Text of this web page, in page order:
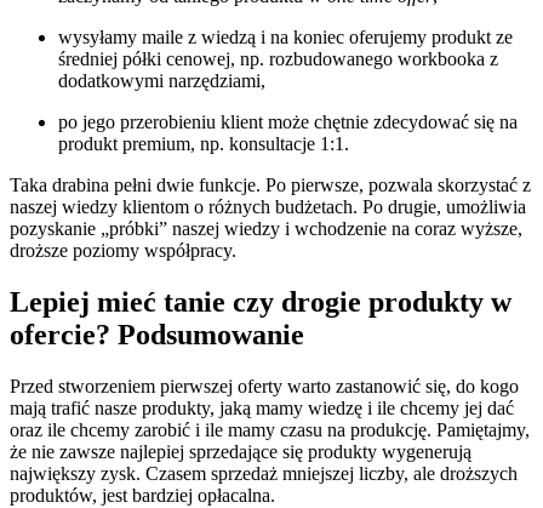
wysyłamy maile z wiedzą i na koniec oferujemy produkt ze
średniej półki cenowej, np. rozbudowanego workbooka z
dodatkowymi narzędziami,
po jego przerobieniu klient może chętnie zdecydować się na
produkt premium, np. konsultacje 1:1.
Taka drabina pełni dwie funkcje. Po pierwsze, pozwala skorzystać z
naszej wiedzy klientom o różnych budżetach. Po drugie, umożliwia
pozyskanie „próbki” naszej wiedzy i wchodzenie na coraz wyższe,
droższe poziomy współpracy.
Lepiej mieć tanie czy drogie produkty w
ofercie? Podsumowanie
Przed stworzeniem pierwszej oferty warto zastanowić się, do kogo
mają trafić nasze produkty, jaką mamy wiedzę i ile chcemy jej dać
oraz ile chcemy zarobić i ile mamy czasu na produkcję. Pamiętajmy,
że nie zawsze najlepiej sprzedające się produkty wygenerują
największy zysk. Czasem sprzedaż mniejszej liczby, ale droższych
produktów, jest bardziej opłacalna.